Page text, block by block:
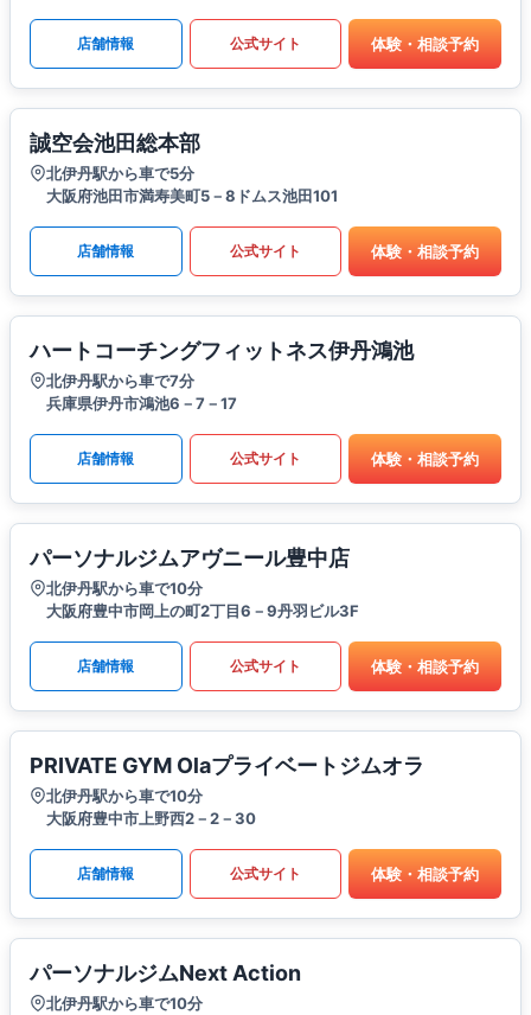
店舗情報 公式サイト 体験・相談予約
誠空会池田総本部
北伊丹駅から車で5分
大阪府池田市満寿美町5－8ドムス池田101
店舗情報 公式サイト 体験・相談予約
ハートコーチングフィットネス伊丹鴻池
北伊丹駅から車で7分
兵庫県伊丹市鴻池6－7－17
店舗情報 公式サイト 体験・相談予約
パーソナルジムアヴニール豊中店
北伊丹駅から車で10分
大阪府豊中市岡上の町2丁目6－9丹羽ビル3F
店舗情報 公式サイト 体験・相談予約
PRIVATE GYM Olaプライベートジムオラ
北伊丹駅から車で10分
大阪府豊中市上野西2－2－30
店舗情報 公式サイト 体験・相談予約
パーソナルジムNext Action
北伊丹駅から車で10分